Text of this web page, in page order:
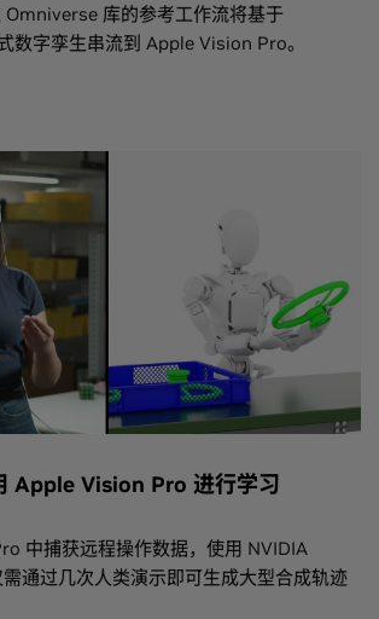
Omniverse 库的参考工作流将基于
数字孪生串流到 Apple Vision Pro。
Apple Vision Pro 进行学习
中捕获远程操作数据，使用 NVIDIA
通过几次人类演示即可生成大型合成轨迹